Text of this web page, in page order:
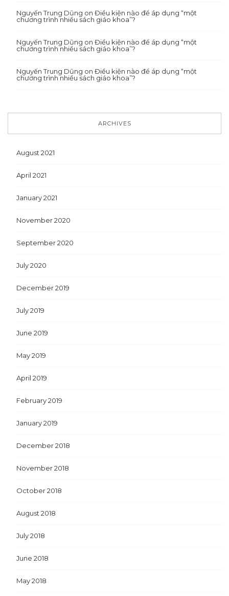
Nguyến Trung Dũng onĐiều kiện nào để áp dụng “một
chương trình nhiều sách giáo khoa”?
Nguyến Trung Dũng onĐiều kiện nào để áp dụng “một
chương trình nhiều sách giáo khoa”?
Nguyến Trung Dũng onĐiều kiện nào để áp dụng “một
chương trình nhiều sách giáo khoa”?
ARCHIVES
August 2021
April 2021
January 2021
November 2020
September 2020
July 2020
December 2019
July 2019
June 2019
May 2019
April 2019
February 2019
January 2019
December 2018
November 2018
October 2018
August 2018
July 2018
June 2018
May 2018